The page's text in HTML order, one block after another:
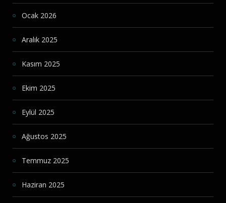
Ocak 2026
Aralık 2025
Kasım 2025
Ekim 2025
Eylül 2025
Ağustos 2025
Temmuz 2025
Haziran 2025